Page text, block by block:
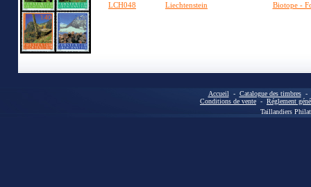
LCH048 Liechtenstein Biotope -
Accueil - Catalogue des timbres-
Conditions de vente - Réglement
Taillandiers